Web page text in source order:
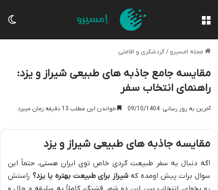
مجله امسیرو /گردشگری و اقامتی
مقایسه جامع جاذبه های طبیعی شیراز و یزد:
راهنمای انتخاب سفر
آخرین به روز رسانی: 09/10/1404 خواندن این مطلب 13 دقیقه زمان میبرد
مقایسه جاذبه های طبیعی شیراز و یزد
اگه دنبال یه سفر طبیعت گردی خاص توی ایران هستی، حتماً این
سوال برات پیش اومده کهشیراز برای طبیعت بهتره یا یزد؟ راستش